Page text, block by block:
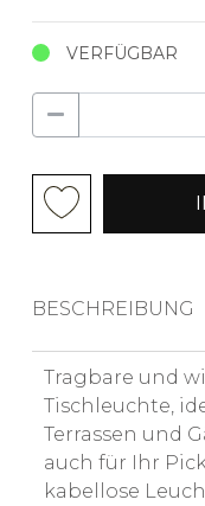
VERFÜGBAR
BESCHREIBUNG
Tragbare und
Tischleuchte,
Terrassen und
auch für Ihr
kabellose